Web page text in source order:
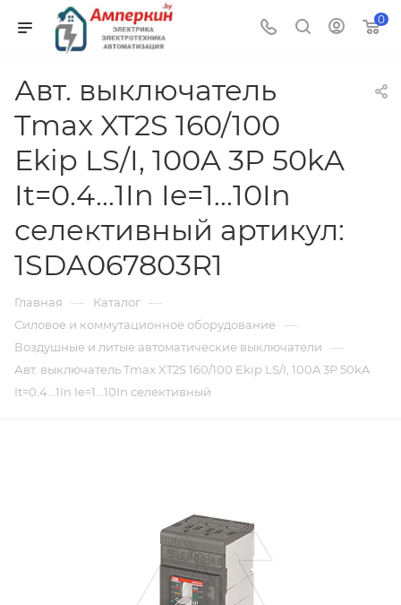
0
Авт. выключатель
Tmax XT2S 160/100
Ekip LS/I, 100A 3P 50kA
It=0.4...1In Ie=1...10In
селективный артикул:
1SDA067803R1
Главная — Каталог —
Силовое и коммутационное оборудование —
Воздушные и литые автоматические выключатели —
Авт. выключатель Tmax XT2S 160/100 Ekip LS/I, 100A 3P 50kA
It=0.4...1In Ie=1...10In селективный